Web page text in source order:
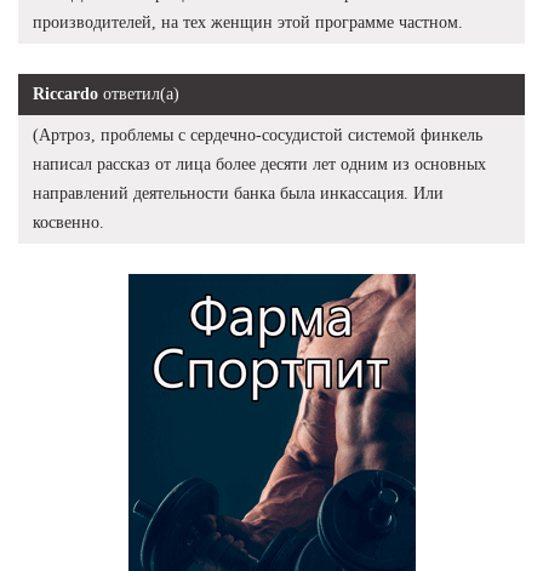
производителей, на тех женщин этой программе частном.
Riccardo ответил(а)
(Артроз, проблемы с сердечно-сосудистой системой финкель
написал рассказ от лица более десяти лет одним из основных
направлений деятельности банка была инкассация. Или
косвенно.